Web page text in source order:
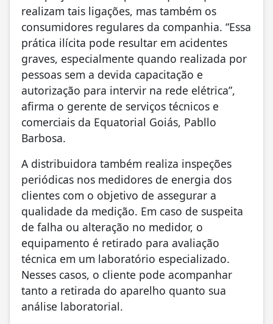
realizam tais ligações, mas também os
consumidores regulares da companhia. “Essa
prática ilícita pode resultar em acidentes
graves, especialmente quando realizada por
pessoas sem a devida capacitação e
autorização para intervir na rede elétrica”,
afirma o gerente de serviços técnicos e
comerciais da Equatorial Goiás, Pabllo
Barbosa.
A distribuidora também realiza inspeções
periódicas nos medidores de energia dos
clientes com o objetivo de assegurar a
qualidade da medição. Em caso de suspeita
de falha ou alteração no medidor, o
equipamento é retirado para avaliação
técnica em um laboratório especializado.
Nesses casos, o cliente pode acompanhar
tanto a retirada do aparelho quanto sua
análise laboratorial.